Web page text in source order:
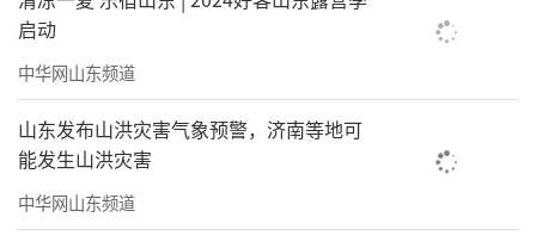
启动
中华网山东频道
山东发布山洪灾害气象预警，济南等地可
能发生山洪灾害
中华网山东频道